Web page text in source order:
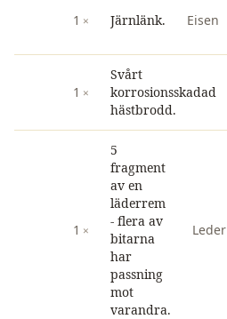
1 Järnlänk. Eisen
1
Svårt
korrosionsskadad
hästbrodd.
1
5
fragment
av en
läderrem
- flera av
bitarna
har
passning
mot
varandra.
Leder